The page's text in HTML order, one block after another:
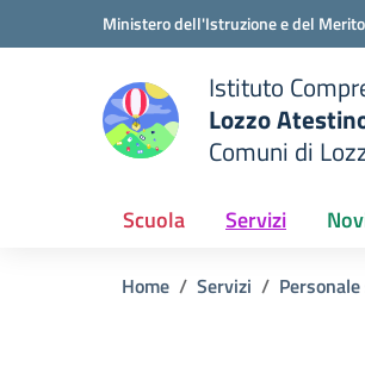
Vai ai contenuti
Vai al menu di navigazioneMinistero dell'Istruzione e del Merito
Istituto
Lozzo
Comuni di
Scuola Servizi
Home Servizi